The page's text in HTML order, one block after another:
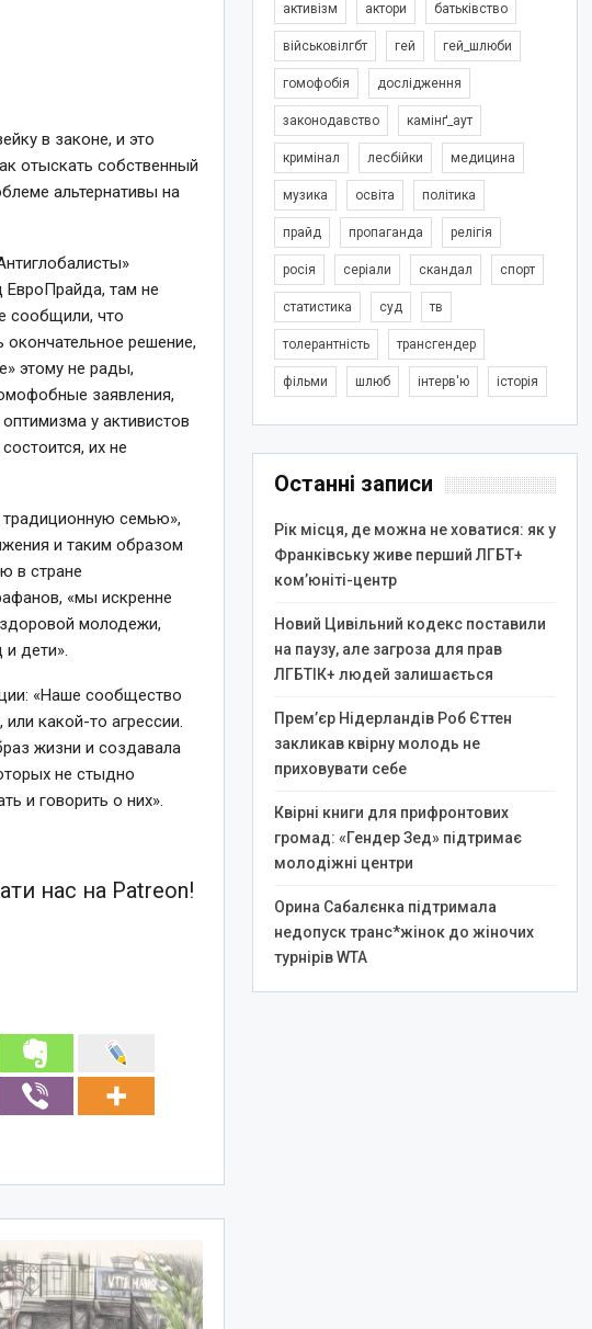
в законе, и это
отыскать собственный
альтернативы на
ЕвроПрайда, там не
сообщили, что
решение,
этому не рады,
заявления,
у активистов
их не
семью»,
и таким образом
в стране
«мы искренне
молодежи,
и дети».
«Наше сообщество
какой-то агрессии.
жизни и создавала
не стыдно
и говорить о них».
нас на Patreon!
активізм актори батьківство
військовілгбт гей гей_шлюби
гомофобія дослідження
законодавство камінґ_аут
кримінал лесбійки медицина
музика освіта політика
прайд пропаганда релігія
росія серіали скандал спорт
статистика суд тв
толерантність трансгендер
фільми шлюб інтерв'ю історія
Останні записи
Рік місця, де можна не ховатися: як у
Франківську живе перший ЛГБТ+
ком’юніті-центр
Новий Цивільний кодекс поставили
на паузу, але загроза для прав
ЛГБТІК+ людей залишається
Прем’єр Нідерландів Роб Єттен
закликав квірну молодь не
приховувати себе
Квірні книги для прифронтових
громад: «Гендер Зед» підтримає
молодіжні центри
Орина Сабалєнка підтримала
недопуск транс*жінок до жіночих
турнірів WTA